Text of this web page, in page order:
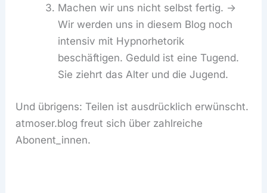
Machen wir uns nicht selbst fertig. ->
Wir werden uns in diesem Blog noch
intensiv mit Hypnorhetorik
beschäftigen. Geduld ist eine Tugend.
Sie ziehrt das Alter und die Jugend.
Und übrigens: Teilen ist ausdrücklich erwünscht.
atmoser.blog freut sich über zahlreiche
Abonent_innen.